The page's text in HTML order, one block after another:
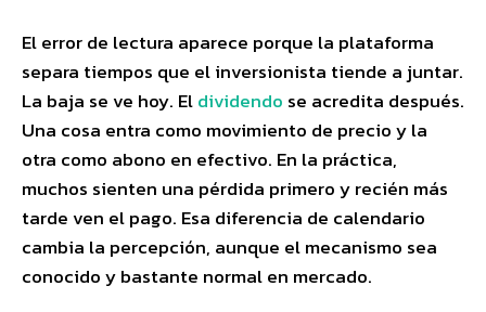
El error de lectura aparece porque la plataforma
separa tiempos que el inversionista tiende a juntar.
La baja se ve hoy. Eldividendo se acredita después.
Una cosa entra como movimiento de precio y la
otra como abono en efectivo. En la práctica,
muchos sienten una pérdida primero y recién más
tarde ven el pago. Esa diferencia de calendario
cambia la percepción, aunque el mecanismo sea
conocido y bastante normal en mercado.